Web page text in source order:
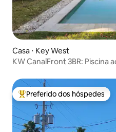
Casa ⋅ Key West
KW CanalFront 3BR: Piscina
Entre os melhores
Preferido dos hóspedes